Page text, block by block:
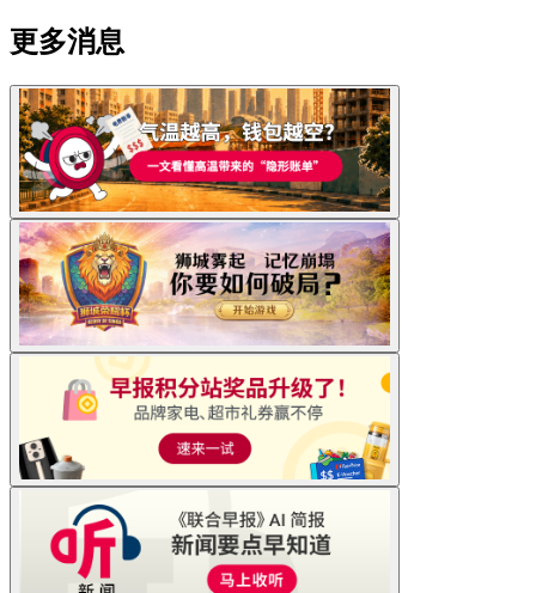
更多消息